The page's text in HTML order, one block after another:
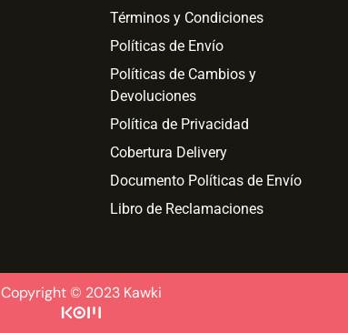
Términos y Condiciones
Políticas de Envío
Políticas de Cambios y
Devoluciones
Política de Privacidad
Cobertura Delivery
Documento Políticas de Envío
Libro de Reclamaciones
Copyright © 2023 Kawki